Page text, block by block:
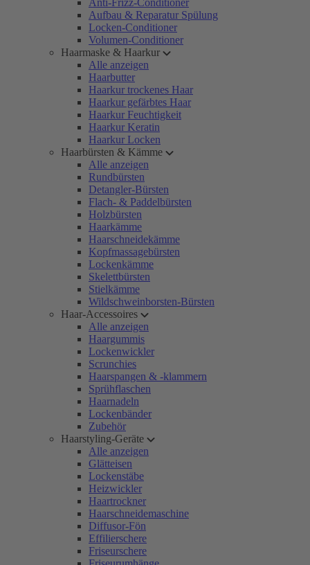
Anti-Frizz-Conditioner
Aufbau & Reparatur Spülung
Locken-Conditioner
Volumen-Conditioner
Haarmaske & Haarkur
Alle anzeigen
Haarbutter
Haarkur trockenes Haar
Haarkur gefärbtes Haar
Haarkur Feuchtigkeit
Haarkur Keratin
Haarkur Locken
Haarbürsten & Kämme
Alle anzeigen
Rundbürsten
Detangler-Bürsten
Flach- & Paddelbürsten
Holzbürsten
Haarkämme
Haarschneidekämme
Kopfmassagebürsten
Lockenkämme
Skelettbürsten
Stielkämme
Wildschweinborsten-Bürsten
Haar-Accessoires
Alle anzeigen
Haargummis
Lockenwickler
Scrunchies
Haarspangen & -klammern
Sprühflaschen
Haarnadeln
Lockenbänder
Zubehör
Haarstyling-Geräte
Alle anzeigen
Glätteisen
Lockenstäbe
Heizwickler
Haartrockner
Haarschneidemaschine
Diffusor-Fön
Effilierschere
Friseurschere